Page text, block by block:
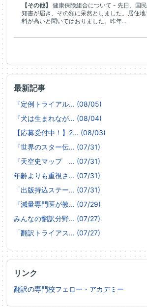
最新記事
『定例トライアル... (08/05)
『犬は生まれなが... (08/04)
【応募受付中！】2... (08/03)
『世界のスター伝... (07/31)
『天空史マップ ... (07/31)
年齢よりも重視さ... (07/31)
「出版持込ステー... (07/31)
『減量専門医が教... (07/29)
みんなの翻訳分野... (07/27)
「翻訳トライアス... (07/27)
リンク
翻訳の専門校フェロー・アカデミー
【その他】
健康保険組合について - 先日、国
知書が届き、その額に呆然としました。居住
料が高いと聞いてはおりました。昨年...